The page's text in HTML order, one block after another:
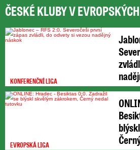
ČESKÉ KLUBY V
KONFERENČNÍ LIGA
EVROPSKÁ LIGA